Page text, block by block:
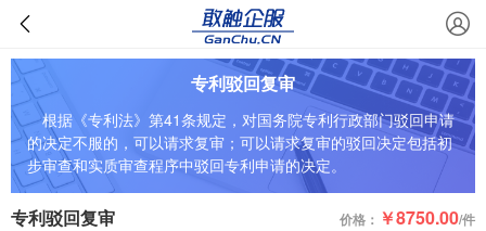
专利驳回复审
根据《专利法》第41条规定，对国务院专利行政部门驳回申请
的决定不服的，可以请求复审；可以请求复审的驳回决定包括初
步审查和实质审查程序中驳回专利申请的决定。
专利驳回复审 价格： ￥8750.00/件